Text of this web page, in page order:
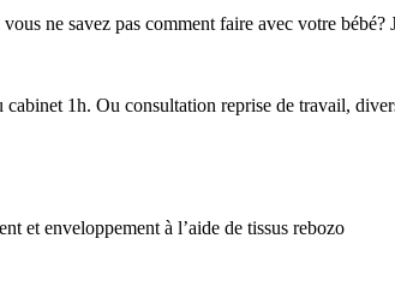
ne savez pas comment faire avec votre
cabinet 1h. Ou consultation reprise de travail,
et enveloppement à l’aide de tissus rebozo